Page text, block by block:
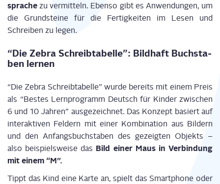
spra­che zu ver­mit­teln. Eben­so gibt es Anwen­dun­gen, um
die Grund­stei­ne für die Fer­tig­kei­ten im Lesen und
Schrei­ben zu legen.
“Die Zebra Schreib­ta­bel­le”: Bild­haft Buch­sta­
ben lernen
“Die Zebra Schreib­ta­bel­le” wur­de bereits mit einem Preis
als “Bes­tes Lern­pro­gramm Deutsch für Kin­der zwi­schen
6 und 10 Jah­ren” aus­ge­zeich­net. Das Kon­zept basiert auf
inter­ak­ti­ven Fel­dern mit einer Kom­bi­na­ti­on aus Bil­dern
und den Anfangs­buch­sta­ben des gezeig­ten Objekts –
also bei­spiels­wei­se das Bild einer Maus in Ver­bin­dung
mit einem “M”.
Tippt das Kind eine Kar­te an, spielt das Smart­phone oder